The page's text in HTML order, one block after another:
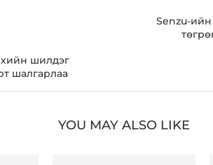
шилдэг
шалгарлаа
Senzu-ийн
YOU MAY ALSO LIKE